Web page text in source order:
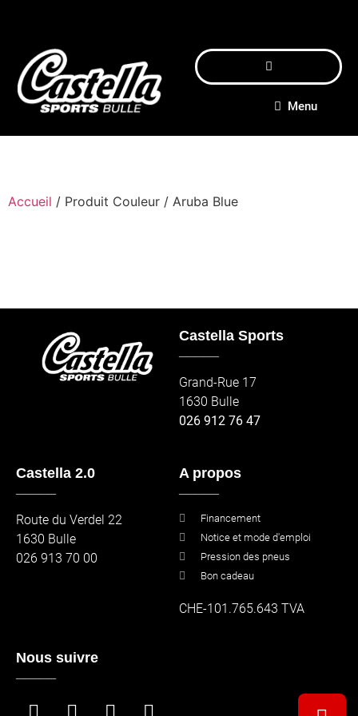
Menu
Accueil / Produit Couleur / Aruba Blue
Castella Sports
Grand-Rue 17
1630 Bulle
026 912 76 47
Castella 2.0
Route du Verdel 22
1630 Bulle
026 913 70 00
A propos
Financement
Notice et mode d'emploi
Pression des pneus
Bon cadeau
CHE-101.765.643 TVA
Nous suivre